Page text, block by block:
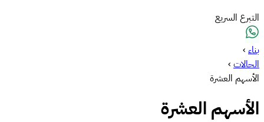
التبرع السريع
بناء ›
الحالات ›
الأسهم العشرة
الأسهم العشرة